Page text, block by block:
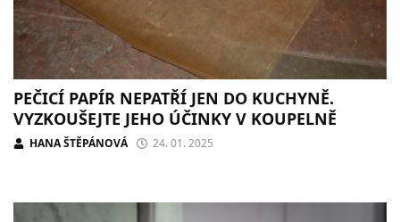
PEČICÍ PAPÍR NEPATŘÍ JEN DO KUCHYNĚ.
VYZKOUŠEJTE JEHO ÚČINKY V KOUPELNĚ
HANA ŠTĚPÁNOVÁ 24. 01. 2025